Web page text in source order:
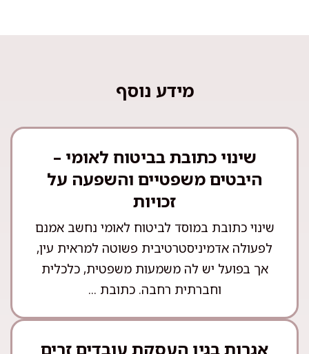
מידע נוסף
שינוי כתובת בביטוח לאומי –
היבטים משפטיים והשפעה על
זכויות
שינוי כתובת במוסד לביטוח לאומי נחשב אמנם
לפעולה אדמיניסטרטיבית פשוטה למראית עין,
אך בפועל יש לה משמעות משפטית, כלכלית
וחברתית רחבה. כתובת ...
אגרות בגין העסקת עובדים זרים